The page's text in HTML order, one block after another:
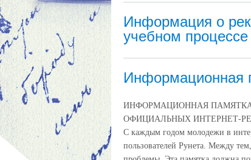
Информация о
учебном
Информационная
ИНФОРМАЦИОННАЯ
ОФИЦИАЛЬНЫХ ИНТЕРНЕТ-
С каждым годом молодежи в
пользователей Рунета. Между